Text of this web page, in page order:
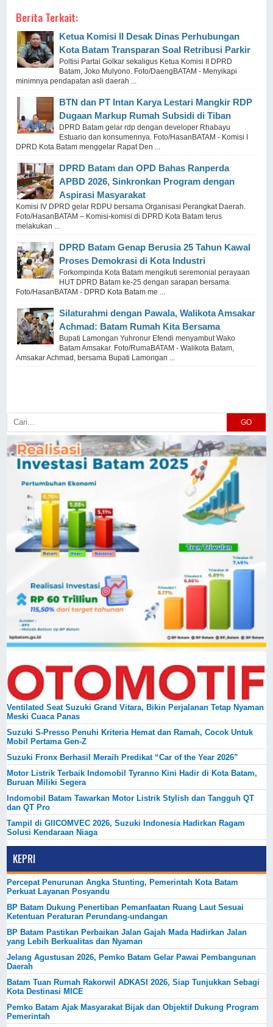
Berita Terkait:
Ketua Komisi II Desak Dinas Perhubungan
Kota Batam Transparan Soal Retribusi Parkir
Poltisi Partai Golkar sekaligus Ketua Komisi II DPRD
Batam, Joko Mulyono. Foto/DaengBATAM - Menyikapi
minimnya pendapatan asli daerah ...
BTN dan PT Intan Karya Lestari Mangkir RDP
Dugaan Markup Rumah Subsidi di Tiban
DPRD Batam gelar rdp dengan developer Rhabayu
Estuario dan konsumennya. Foto/HasanBATAM - Komisi I
DPRD Kota Batam menggelar Rapat Den ...
DPRD Batam dan OPD Bahas Ranperda
APBD 2026, Sinkronkan Program dengan
Aspirasi Masyarakat
Komisi IV DPRD gelar RDPU bersama Organisasi Perangkat Daerah.
Foto/HasanBATAM – Komisi-komisi di DPRD Kota Batam terus
melakukan ...
DPRD Batam Genap Berusia 25 Tahun Kawal
Proses Demokrasi di Kota Industri
Forkompinda Kota Batam mengikuti seremonial perayaan
HUT DPRD Batam ke-25 dengan sarapan bersama.
Foto/HasanBATAM - DPRD Kota Batam me ...
Silaturahmi dengan Pawala, Walikota Amsakar
Achmad: Batam Rumah Kita Bersama
Bupati Lamongan Yuhronur Efendi menyambut Wako
Batam Amsakar. Foto/RumaBATAM - Walikota Batam,
Amsakar Achmad, bersama Bupati Lamongan ...
GO
Ventilated Seat Suzuki Grand Vitara, Bikin Perjalanan Tetap Nyaman
Meski Cuaca Panas
Suzuki S-Presso Penuhi Kriteria Hemat dan Ramah, Cocok Untuk
Mobil Pertama Gen-Z
Suzuki Fronx Berhasil Meraih Predikat “Car of the Year 2026”
Motor Listrik Terbaik Indomobil Tyranno Kini Hadir di Kota Batam,
Buruan Miliki Segera
Indomobil Batam Tawarkan Motor Listrik Stylish dan Tangguh QT
dan QT Pro
Tampil di GIICOMVEC 2026, Suzuki Indonesia Hadirkan Ragam
Solusi Kendaraan Niaga
KEPRI
Percepat Penurunan Angka Stunting, Pemerintah Kota Batam
Perkuat Layanan Posyandu
BP Batam Dukung Penertiban Pemanfaatan Ruang Laut Sesuai
Ketentuan Peraturan Perundang-undangan
BP Batam Pastikan Perbaikan Jalan Gajah Mada Hadirkan Jalan
yang Lebih Berkualitas dan Nyaman
Jelang Agustusan 2026, Pemko Batam Gelar Pawai Pembangunan
Daerah
Batam Tuan Rumah Rakorwil ADKASI 2026, Siap Tunjukkan Sebagi
Kota Destinasi MICE
Pemko Batam Ajak Masyarakat Bijak dan Objektif Dukung Program
Pemerintah